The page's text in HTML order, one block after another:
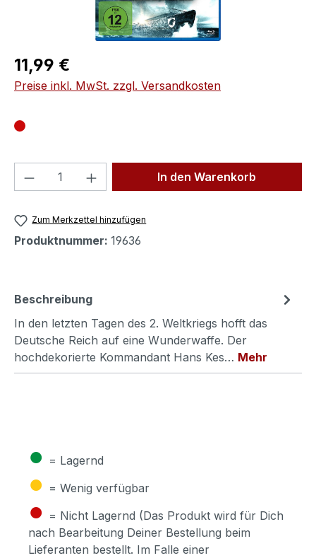
Regulärer Preis:
11,99 €
Preise inkl. MwSt. zzgl. Versandkosten
Produkt Anzahl: Gib denIn den Warenkorb
Zum Merkzettel hinzufügen
Produktnummer: 19636
Beschreibung
In den letzten Tagen des 2. Weltkriegs hofft das
Deutsche Reich auf eine Wunderwaffe. Der
hochdekorierte Kommandant Hans Kes… Mehr
● = Lagernd
● = Wenig verfügbar
● = Nicht Lagernd (Das Produkt wird für Dich
nach Bearbeitung Deiner Bestellung beim
Lieferanten bestellt. Im Falle einer